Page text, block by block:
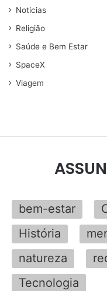
Noticias
Religião
Saúde e Bem Estar
SpaceX
Viagem
bem-estar
História
natureza
Tecnologia